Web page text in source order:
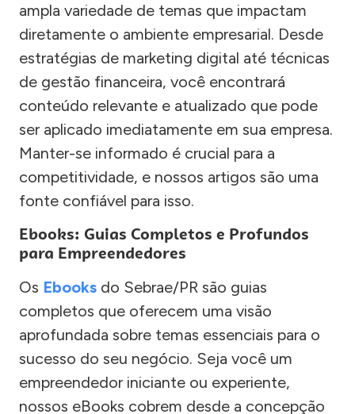
ampla variedade de temas que impactam
diretamente o ambiente empresarial. Desde
estratégias de marketing digital até técnicas
de gestão financeira, você encontrará
conteúdo relevante e atualizado que pode
ser aplicado imediatamente em sua empresa.
Manter-se informado é crucial para a
competitividade, e nossos artigos são uma
fonte confiável para isso.
Ebooks: Guias Completos e Profundos
para Empreendedores
Os Ebooks do Sebrae/PR são guias
completos que oferecem uma visão
aprofundada sobre temas essenciais para o
sucesso do seu negócio. Seja você um
empreendedor iniciante ou experiente,
nossos eBooks cobrem desde a concepção